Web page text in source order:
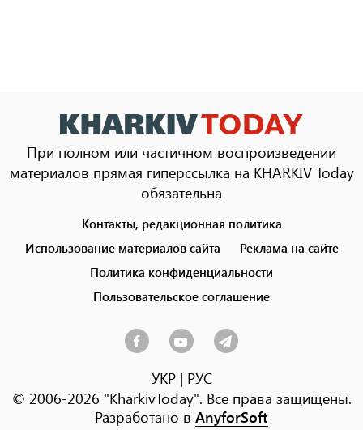
При полном или частичном воспроизведении
материалов прямая гиперссылка на KHARKIV Today
обязательна
menu
Контакты, редакционная политика
Использование материалов сайта
Реклама на сайте
Политика конфиденциальности
Пользовательское соглашение
УКР| РУС
© 2006-2026 "KharkivToday". Все права защищены.
Разработано в AnyforSoft